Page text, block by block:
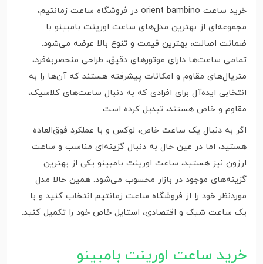
خرید ساعت orient bambino در فروشگاه ساعت زمانتیم،
مجموعه‌ای از بهترین مدل‌های ساعت اورینت بامبینو با
ضمانت اصالت، بهترین قیمت و تنوع بالا عرضه می‌شود.
تمامی ساعت‌ها دارای موتورهای دقیق، طراحی منحصربه‌فرد،
متریال‌های مقاوم و امکانات پیشرفته هستند که آن‌ها را به
انتخابی ایده‌آل برای افرادی که به دنبال ساعت‌های کلاسیک،
مقاوم و خاص هستند، تبدیل کرده است.
اگر به دنبال یک ساعت خاص، لوکس و با عملکرد فوق‌العاده
هستید، اما در عین حال به دنبال گزینه‌ای مناسب و ساعت
ارزون نیز هستید، ساعت اورینت بامبینو یکی از بهترین
گزینه‌های موجود در بازار محسوب می‌شود. همین حالا مدل
موردنظر خود را از فروشگاه ساعت زمانتیم انتخاب کنید و با
یک ساعت شیک و اقتصادی، استایل خاص خود را تکمیل کنید.
خرید ساعت اورینت بامبینو